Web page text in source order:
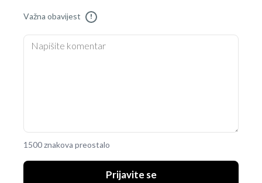
Važna obavijest !
1500 znakova preostalo
Prijavite se